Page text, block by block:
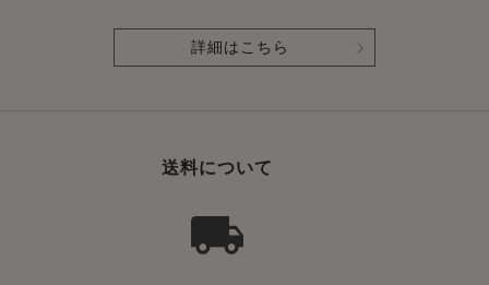
詳細はこちら
送料について